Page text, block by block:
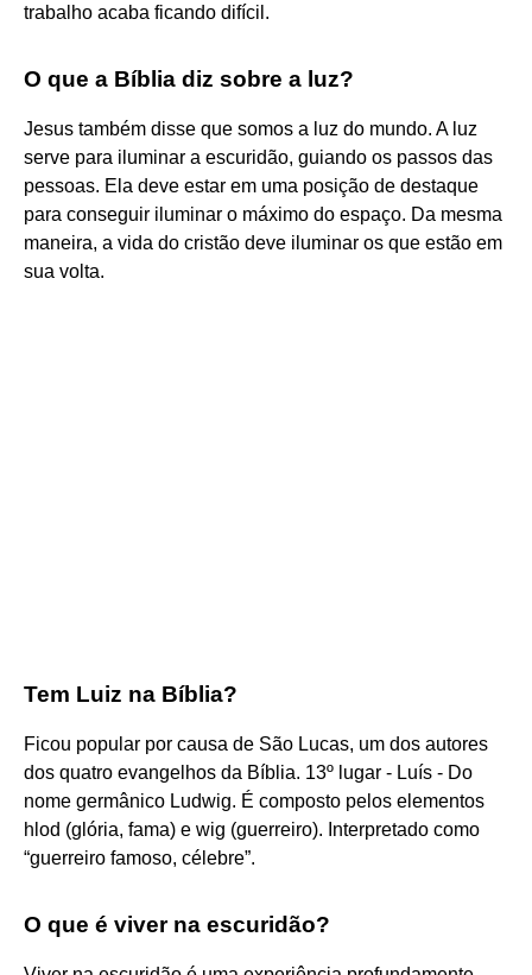
trabalho acaba ficando difícil.
O que a Bíblia diz sobre a luz?
Jesus também disse que somos a luz do mundo. A luz
serve para iluminar a escuridão, guiando os passos das
pessoas. Ela deve estar em uma posição de destaque
para conseguir iluminar o máximo do espaço. Da mesma
maneira, a vida do cristão deve iluminar os que estão em
sua volta.
Tem Luiz na Bíblia?
Ficou popular por causa de São Lucas, um dos autores
dos quatro evangelhos da Bíblia. 13º lugar - Luís - Do
nome germânico Ludwig. É composto pelos elementos
hlod (glória, fama) e wig (guerreiro). Interpretado como
“guerreiro famoso, célebre”.
O que é viver na escuridão?